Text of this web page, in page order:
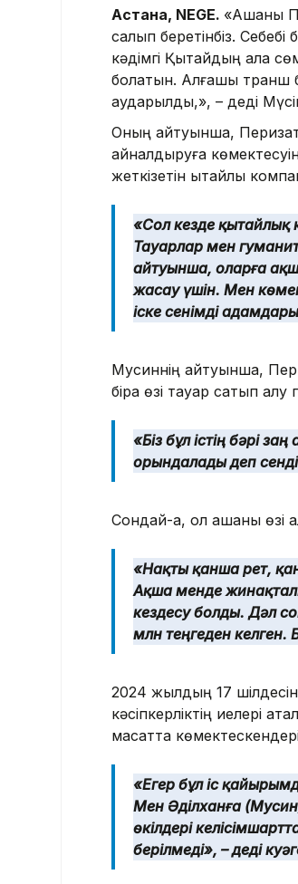
Астана, NEGE. «Ақшаны
салып беретінбіз.
кәдімгі Қытайдың ала
болатын. Алғашқы транш
аударылды,», – деді
Оның айтуынша, Перизат
айналдыруға
жеткізетін қытайлық
«Сол кезде қытайлық
Тауарлар мен
айтуынша, оларға
жасау үшін. Мен
іске сенімді
Мусиннің айтуынша,
бірақ өзі тауар сатып алу
«Біз бұл істің бәрі
орындалады деп
Сондай-ақ, ол ақшаны өзі
«Нақты қанша рет,
Ақша менде
кездесу болды. Дәл
млн теңгеден келген.
2024 жылдың 17
кәсіпкерліктің иелері
мақсатта
«Егер бұл іс
Мен Әділханға
өкілдері
берілмеді», – деді